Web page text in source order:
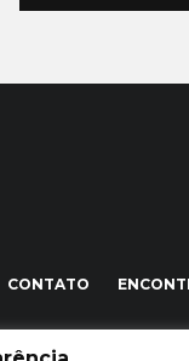
CONTATO